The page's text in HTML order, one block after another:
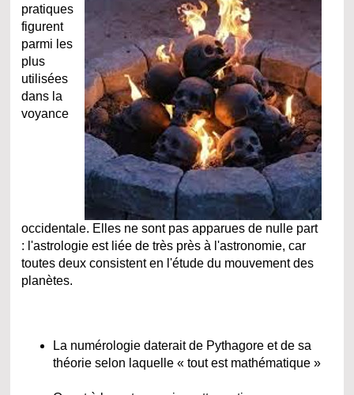
pratiques
figurent
parmi les
plus
utilisées
dans la
voyance
occidentale. Elles ne sont pas apparues de nulle part
: l'astrologie est liée de très près à l'astronomie, car
toutes deux consistent en l'étude du mouvement des
planètes.
La numérologie daterait de Pythagore et de sa
théorie selon laquelle « tout est mathématique »